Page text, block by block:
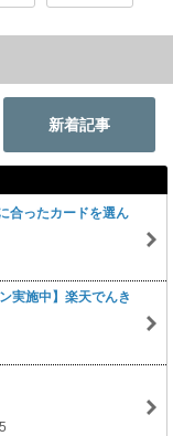
新着記事
合ったカードを選ん
実施中】楽天でんき